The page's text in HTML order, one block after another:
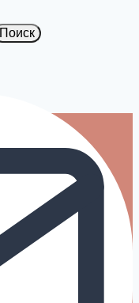
Поиск